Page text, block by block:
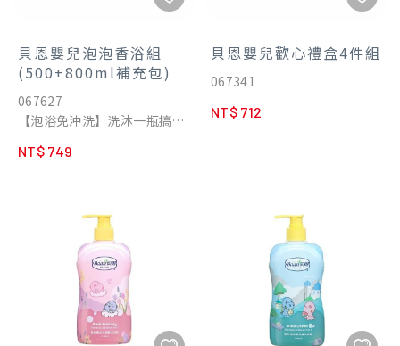
選用五洲製藥尖端研究室研發
的木瓜蛋白酵素成分，溫和清
潔毛孔髒汙
▌加強防護力
含豐富米胚油及組成皮脂腺的
貝恩嬰兒泡泡香浴組
(500+800ml補充包)
067627
【泡浴免沖洗】洗沐一瓶搞定
★ 維持寶寶肌膚健康
▌溫和不刺激
菩提花、洋甘菊萃取，安撫稚
嫩肌，最適合新生兒肌膚清潔
▌泡沫柔細
選用植物性界面活性劑及葡萄
醣微發泡配方，溫和不刺激
▌弱酸呵護
NT$ 749
貝恩嬰兒歡心禮盒4件組
067341
NT$ 712